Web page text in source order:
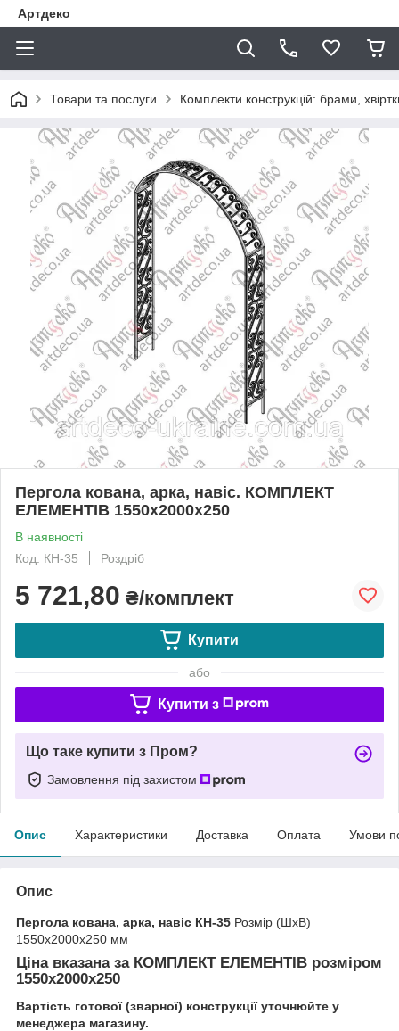
Артдеко
Товари та послуги Комплекти конструкцій: брами,
Пергола кована, арка, навіс. КОМПЛЕКТ
ЕЛЕМЕНТІВ 1550х2000х250
В наявності
Код: КН-35
Роздріб
5 721,80 ₴/комплект
Купити
або
Купити з
Що таке купити з Пром?
Замовлення під захистом
Опис Характеристики Доставка Оплата Умови
Опис
Пергола кована, арка, навіс КН-35 Розмір (ШхВ)
1550х2000х250 мм
Ціна вказана за КОМПЛЕКТ ЕЛЕМЕНТІВ розміром
1550х2000х250
Вартість готової (зварної) конструкції уточнюйте у
менеджера магазину.